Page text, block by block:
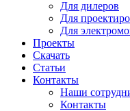
Для дилеров
Для
Для
Проекты
Скачать
Статьи
Контакты
Наши
Контакты